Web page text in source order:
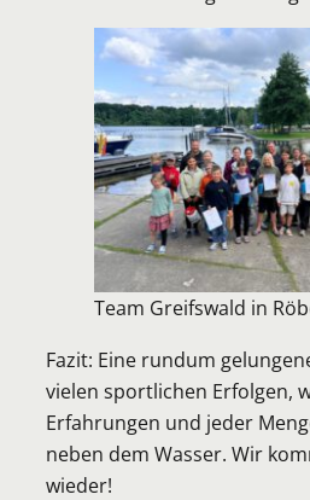
Team Greifswald in
Fazit: Eine rundum
vielen sportlichen Erfolgen,
Erfahrungen und jeder
neben dem Wasser. Wir
wieder!